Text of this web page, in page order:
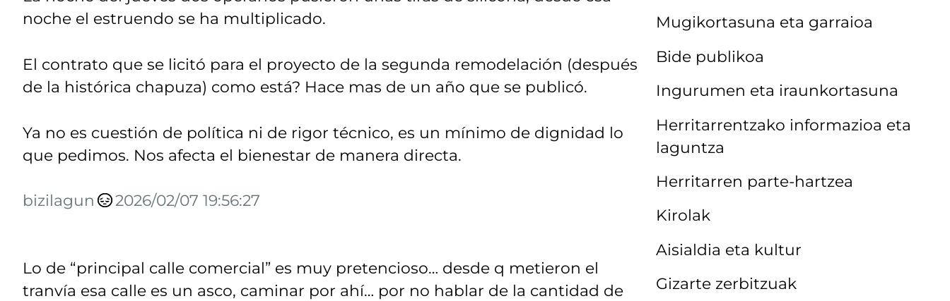
noche el estruendo se ha multiplicado.
El contrato que se licitó para el proyecto de la segunda remodelación (después
de la histórica chapuza) como está? Hace mas de un año que se publicó.
Ya no es cuestión de política ni de rigor técnico, es un mínimo de dignidad lo
que pedimos. Nos afecta el bienestar de manera directa.
bizilagun 2026/02/07 19:56:27
Lo de “principal calle comercial” es muy pretencioso… desde q metieron el
tranvía esa calle es un asco, caminar por ahí… por no hablar de la cantidad de
Mugikortasuna eta garraioa
Bide publikoa
Ingurumen eta iraunkortasuna
Herritarrentzako informazioa eta
laguntza
Herritarren parte-hartzea
Kirolak
Aisialdia eta kultur
Gizarte zerbitzuak